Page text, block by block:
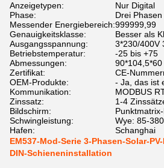
Anzeigetypen:
Nur Digital
Phase:
Drei Phasen
Messender Energiebereich:999999,99
Genauigkeitsklasse:
Besser als
Ausgangsspannung:
3*230/400V
Betriebstemperatur:
-25 bis +75
Abmessungen:
90*104,5*60
Zertifikat:
CE-
OEM-Produkte:
- Ja, das ist
Kommunikation:
MODBUS
Zinssatz:
1-4
Bildschirm:
Schwingleistung:
Wye: 85-
Hafen:
Schanghai
EM537-Mod-Serie 3-Phasen-Solar-
DIN-Schieneninstallation